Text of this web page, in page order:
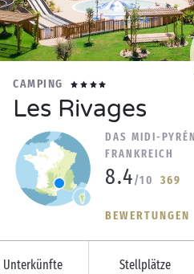
CAMPING
Les Rivages
DAS MIDI-
FRANKREICH
8.4/10 369
BEWERTUNGEN
Unterkünfte Stellplätze